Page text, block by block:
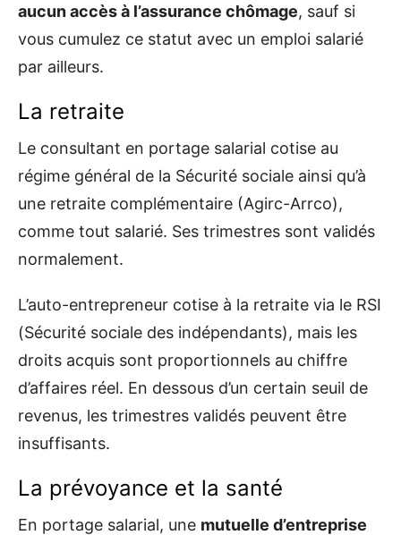
aucun accès à l’assurance chômage, sauf si
vous cumulez ce statut avec un emploi salarié
par ailleurs.
La retraite
Le consultant en portage salarial cotise au
régime général de la Sécurité sociale ainsi qu’à
une retraite complémentaire (Agirc-Arrco),
comme tout salarié. Ses trimestres sont validés
normalement.
L’auto-entrepreneur cotise à la retraite via le RSI
(Sécurité sociale des indépendants), mais les
droits acquis sont proportionnels au chiffre
d’affaires réel. En dessous d’un certain seuil de
revenus, les trimestres validés peuvent être
insuffisants.
La prévoyance et la santé
En portage salarial, une mutuelle d’entreprise